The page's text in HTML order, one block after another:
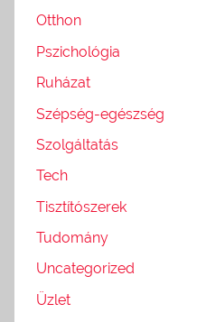
Otthon
Pszichológia
Ruházat
Szépség-egészség
Szolgáltatás
Tech
Tisztítószerek
Tudomány
Uncategorized
Üzlet